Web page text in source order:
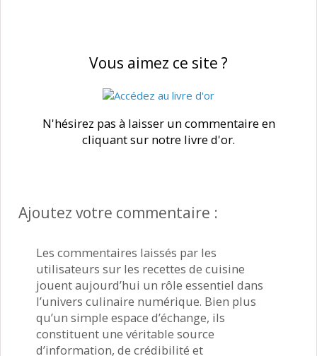
Vous aimez ce site ?
N'hésirez pas à laisser un commentaire en
cliquant sur notre livre d'or.
Ajoutez votre commentaire :
Les commentaires laissés par les
utilisateurs sur les recettes de cuisine
jouent aujourd’hui un rôle essentiel dans
l’univers culinaire numérique. Bien plus
qu’un simple espace d’échange, ils
constituent une véritable source
d’information, de crédibilité et